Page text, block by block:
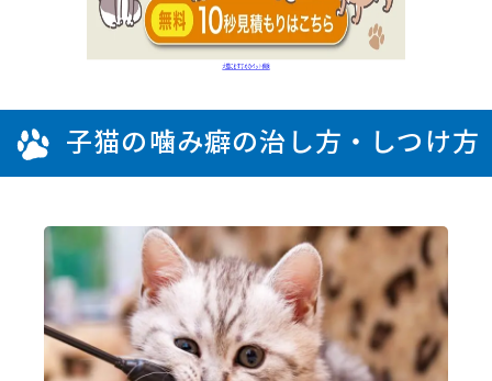
子猫の噛み癖の治し方・しつけ方